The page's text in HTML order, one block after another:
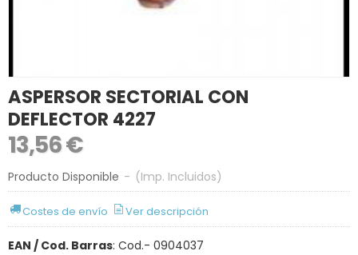
ASPERSOR SECTORIAL CON
DEFLECTOR 4227
13,56 €
Producto Disponible - (Imp. Incluidos)
Costes de envío Ver descripción
EAN / Cod. Barras: Cod.- 0904037